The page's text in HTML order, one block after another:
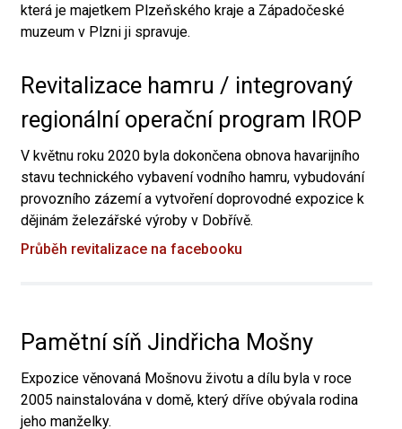
která je majetkem Plzeňského kraje a Západočeské
muzeum v Plzni ji spravuje.
Revitalizace hamru / integrovaný
regionální operační program IROP
V květnu roku 2020 byla dokončena obnova havarijního
stavu technického vybavení vodního hamru, vybudování
provozního zázemí a vytvoření doprovodné expozice k
dějinám železářské výroby v Dobřívě.
Průběh revitalizace na facebooku
Pamětní síň Jindřicha Mošny
Expozice věnovaná Mošnovu životu a dílu byla v roce
2005 nainstalována v domě, který dříve obývala rodina
jeho manželky.